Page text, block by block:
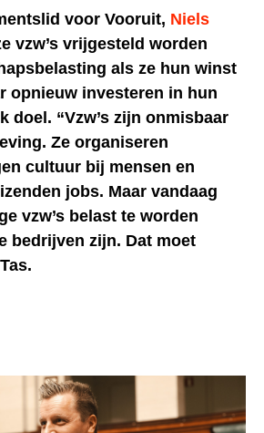
voor Vooruit, Niels
vzw’s vrijgesteld worden
als ze hun winst
opnieuw investeren in hun
doel. “Vzw’s zijn onmisbaar
Ze organiseren
cultuur bij mensen en
jobs. Maar vandaag
vzw’s belast te worden
bedrijven zijn. Dat moet